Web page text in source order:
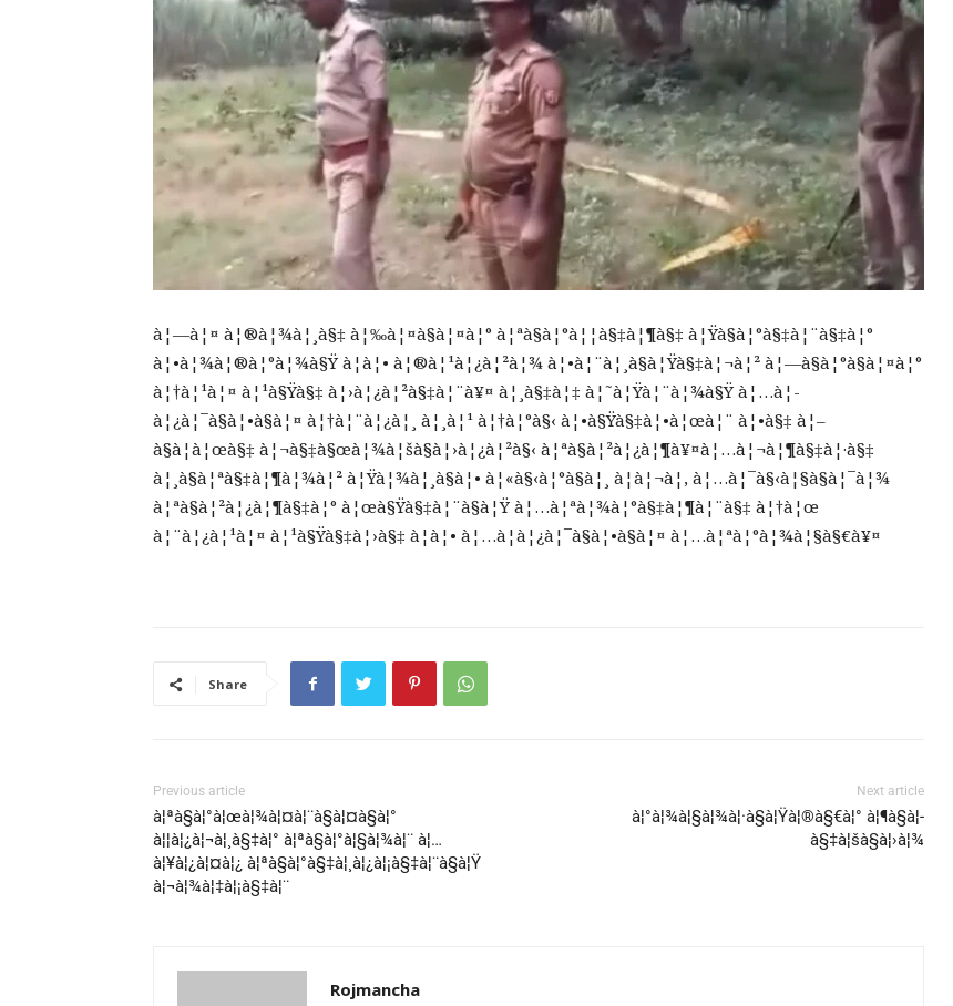
à¦—à¦¤ à¦®à¦¾à¦¸à§‡ à¦‰à¦¤à§à¦¤à¦° à¦ªà§à¦°à¦¦à§‡à¦¶à§‡ à¦Ÿà§à¦°à§‡à¦¨à§‡à¦°
à¦•à¦¾à¦®à¦°à¦¾à§Ÿ à¦à¦• à¦®à¦¹à¦¿à¦²à¦¾ à¦•à¦¨à¦¸à§à¦Ÿà§‡à¦¬à¦² à¦—à§à¦°à§à¦¤à¦°
à¦†à¦¹à¦¤ à¦¹à§Ÿà§‡ à¦›à¦¿à¦²à§‡à¦¨à¥¤ à¦¸à§‡à¦‡ à¦˜à¦Ÿà¦¨à¦¾à§Ÿ à¦…à¦­
à¦¿à¦¯à§à¦•à§à¦¤ à¦†à¦¨à¦¿à¦¸ à¦¸à¦¹ à¦†à¦°à§‹ à¦•à§Ÿà§‡à¦•à¦œà¦¨ à¦•à§‡ à¦–
à§à¦à¦œà§‡ à¦¬à§‡à§œà¦¾à¦šà§à¦›à¦¿à¦²à§‹ à¦ªà§à¦²à¦¿à¦¶à¥¤à¦…à¦¬à¦¶à§‡à¦·à§‡
à¦¸à§à¦ªà§‡à¦¶à¦¾à¦² à¦Ÿà¦¾à¦¸à§à¦• à¦«à§‹à¦°à§à¦¸ à¦à¦¬à¦‚ à¦…à¦¯à§‹à¦§à§à¦¯à¦¾
à¦ªà§à¦²à¦¿à¦¶à§‡à¦° à¦œà§Ÿà§‡à¦¨à§à¦Ÿ à¦…à¦ªà¦¾à¦°à§‡à¦¶à¦¨à§‡ à¦†à¦œ
à¦¨à¦¿à¦¹à¦¤ à¦¹à§Ÿà§‡à¦›à§‡ à¦à¦• à¦…à¦­à¦¿à¦¯à§à¦•à§à¦¤ à¦…à¦ªà¦°à¦¾à¦§à§€à¥¤
Share
Previous article
à¦ªà§à¦°à¦œà¦¾à¦¤à¦¨à§à¦¤à§à¦°
à¦¦à¦¿à¦¬à¦¸à§‡à¦° à¦ªà§à¦°à¦§à¦¾à¦¨ à¦…
à¦¥à¦¿à¦¤à¦¿ à¦ªà§à¦°à§‡à¦¸à¦¿à¦¡à§‡à¦¨à§à¦Ÿ
à¦¬à¦¾à¦‡à¦¡à§‡à¦¨
Next article
à¦°à¦¾à¦§à¦¾à¦·à§à¦Ÿà¦®à§€à¦° à¦¶à§à¦­
à§‡à¦šà§à¦›à¦¾
Rojmancha